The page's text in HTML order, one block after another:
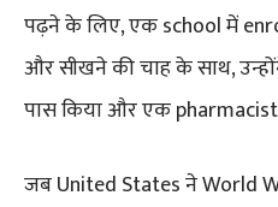
पढ़ने के लिए, एक school में
और सीखने की चाह के साथ,
पास किया और एक
जब United States ने World